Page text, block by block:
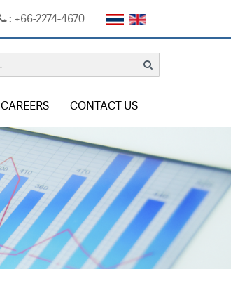
: +66-2274-4670
CAREERS CONTACT US